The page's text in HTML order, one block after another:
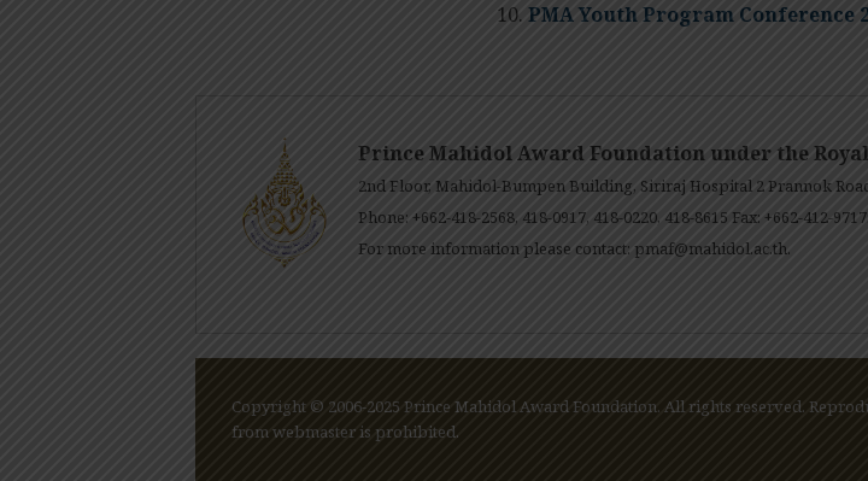
PMA Youth Program Conference
Prince Mahidol Award Foundation under the
2nd Floor, Mahidol-Bumpen Building, Siriraj Hospital 2 Prannok
Phone: +662-418-2568, 418-0917, 418-0220, 418-8615 Fax: +662-412-9717.
For more information please contact: pmaf@mahidol.ac.th.
Copyright © 2006-2025 Prince Mahidol Award Foundation. All rights reserved.
from webmaster is prohibited.